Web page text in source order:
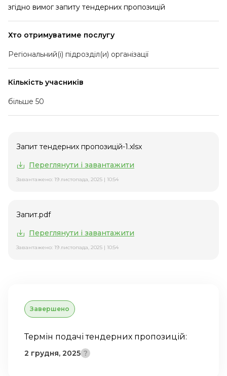
згідно вимог запиту тендерних пропозицій
Хто отримуватиме послугу
Регіональний(і) підрозділ(и) організації
Кількість учасників
більше 50
Запит тендерних пропозицій-1.xlsx
Переглянути і завантажити
Завантажено: 19 листопада, 2025 | 10:54
Запит.pdf
Переглянути і завантажити
Завантажено: 19 листопада, 2025 | 10:54
Завершено
Термін подачі тендерних пропозицій:
2 грудня, 2025